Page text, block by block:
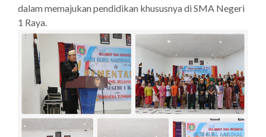
dalam memajukan pendidikan khususnya di SMA Negeri
1 Raya.